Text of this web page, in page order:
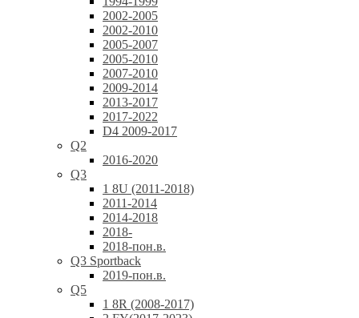
2002-2005
2002-2010
2005-2007
2005-2010
2007-2010
2009-2014
2013-2017
2017-2022
D4 2009-2017
Q2
2016-2020
Q3
1 8U (2011-2018)
2011-2014
2014-2018
2018-
2018-пон.в.
Q3 Sportback
2019-пон.в.
Q5
1 8R (2008-2017)